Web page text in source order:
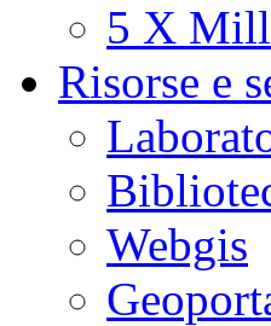
5 X
Risorse e
Webgis